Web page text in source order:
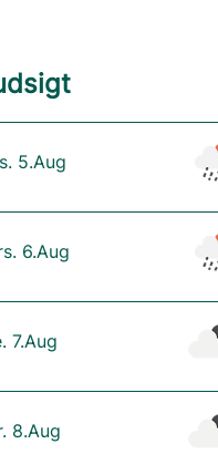
5.Aug
6.Aug
7.Aug
8.Aug